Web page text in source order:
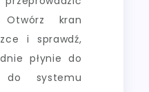
kran
i sprawdź,
płynie do
systemu